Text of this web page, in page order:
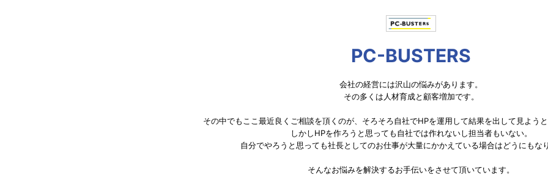
PC-BUSTERS
会社の経営には沢山の悩みがあります。
その多くは人材育成と顧客増加です。
その中でもここ最近良くご相談を頂くのが、そろそろ自社でHPを運用して結果を出して見ようと
しかしHPを作ろうと思っても自社では作れないし担当者もいない。
自分でやろうと思っても社長としてのお仕事が大量にかかえている場合はどうにもなり
そんなお悩みを解決するお手伝いをさせて頂いています。